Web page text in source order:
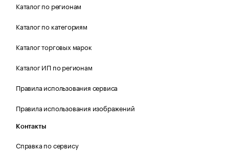
Каталог по регионам
Каталог по категориям
Каталог торговых марок
Каталог ИП по регионам
Правила использования сервиса
Правила использования изображений
Контакты
Справка по сервису